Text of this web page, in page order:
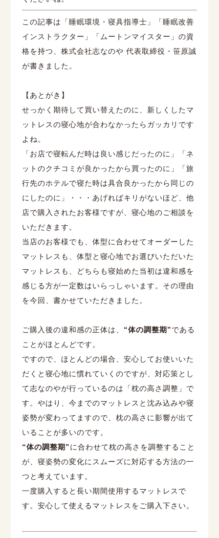
この記事は「睡眠環境・寝具指導士」「睡眠改善
インストラクター」「ムートンマイスター」の資
格を持つ、株式会社志なのや 代表取締役・笹原誠
が書きました。
【あとがき】
せっかく期待して買い替えたのに、新しくしたマ
ットレスの寝心地が合わなかったらガッカリです
よね。
「お店で寝転んだ時は良い感じだったのに」「ネ
ットのクチコミが良かったから買ったのに」「旅
行先のホテルで寝た時は具合良かったから同じの
にしたのに」・・・あげればキリがないほど、他
店で購入されたお客様ですが、寝心地のご相談を
いただきます。
当店のお客様でも、体型に合わせてオーダーした
マットレスも、体型と寝心地でお選びいただいた
マットレスも、どちらも寝始めた当初は違和感を
感じる方が一定数はいらっしゃいます。その理由
を今回、書かせていただきました。
ご購入後の違和感の正体は、 “体の調整期”である
ことがほとんどです。
ですので、ほとんどの場合、安心してお使いいた
だくと寝心地に慣れていくのですが、対応策とし
て志なのやが行っているのは「枕の高さ調整」で
す。やはり、今までのマットレスと沈み込みや寝
姿勢が変わってますので、枕の高さに影響が出て
いることが多いのです。
“体の調整期”に合わせて枕の高さを調整すること
が、寝姿勢の変化にスムーズに対応する方法の一
つと考えています。
一度購入すると長い期間使用するマットレスで
す。安心して使えるマットレスをご購入下さい。